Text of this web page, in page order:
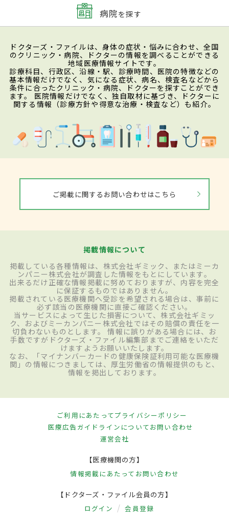
病院を探す
ドクターズ・ファイルは、身体の症状・悩みに合わせ、全国
のクリニック・病院、ドクターの情報を調べることができる
地域医療情報サイトです。
診療科目、行政区、沿線・駅、診療時間、医院の特徴などの
基本情報だけでなく、気になる症状、病名、検査名などから
条件に合ったクリニック・病院、ドクターを探すことができ
ます。 医院情報だけでなく、独自取材に基づき、ドクターに
関する情報（診療方針や得意な治療・検査など）も紹介。
ご掲載に関するお問い合わせはこちら
掲載情報について
掲載している各種情報は、株式会社ギミック、またはミーカ
ンパニー株式会社が調査した情報をもとにしています。
出来るだけ正確な情報掲載に努めておりますが、内容を完全
に保証するものではありません。
掲載されている医療機関へ受診を希望される場合は、事前に
必ず該当の医療機関に直接ご確認ください。
当サービスによって生じた損害について、株式会社ギミッ
ク、およびミーカンパニー株式会社ではその賠償の責任を一
切負わないものとします。 情報に誤りがある場合には、お
手数ですがドクターズ・ファイル編集部までご連絡をいただ
けますようお願いいたします。
なお、「マイナンバーカードの健康保険証利用可能な医療機
関」の情報につきましては、厚生労働省の情報提供のもと、
情報を掲出しております。
ご利用にあたってプライバシーポリシー
医療広告ガイドラインについてお問い合わせ
運営会社
【医療機関の方】
情報掲載にあたって お問い合わせ
【ドクターズ・ファイル会員の方】
ログイン 会員登録